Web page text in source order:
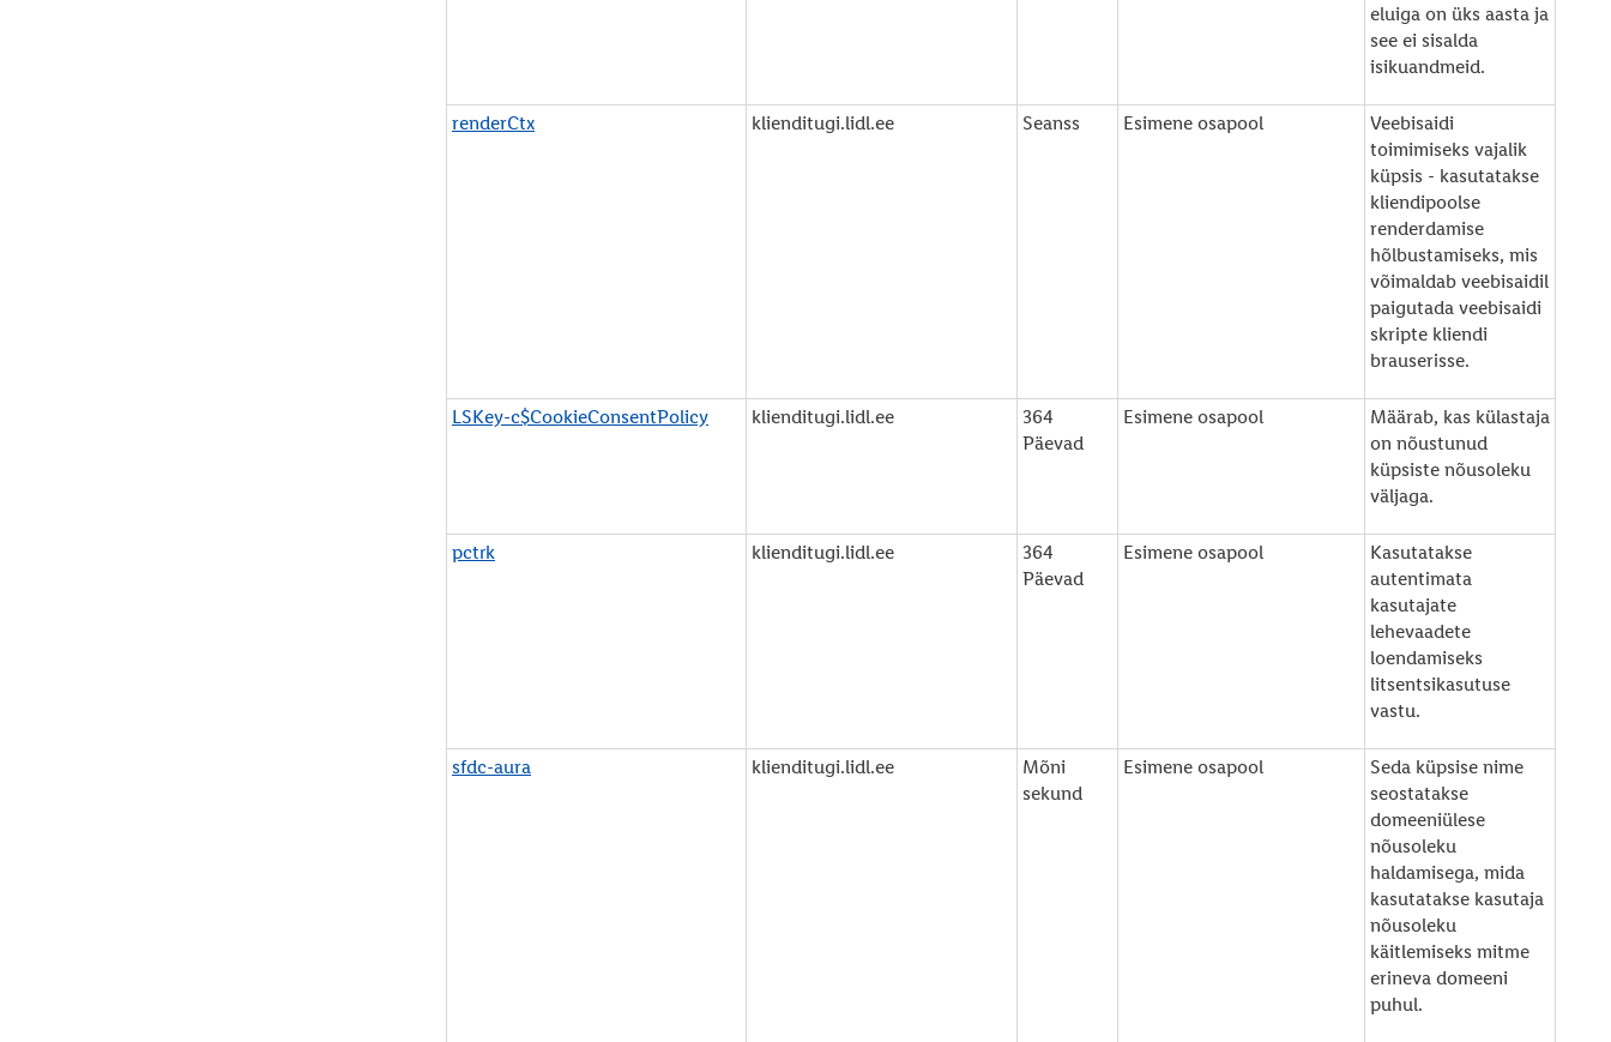
eluiga on üks aasta ja
see ei sisalda
isikuandmeid.
renderCtx klienditugi.lidl.ee Seanss Esimene osapool
Veebisaidi
toimimiseks vajalik
küpsis - kasutatakse
kliendipoolse
renderdamise
hõlbustamiseks, mis
võimaldab veebisaidil
paigutada veebisaidi
skripte kliendi
brauserisse.
LSKey-c$CookieConsentPolicy klienditugi.lidl.ee
364
Päevad
Esimene osapool
Määrab, kas külastaja
on nõustunud
küpsiste nõusoleku
väljaga.
pctrk klienditugi.lidl.ee
364
Päevad
Esimene osapool
Kasutatakse
autentimata
kasutajate
lehevaadete
loendamiseks
litsentsikasutuse
vastu.
sfdc-aura klienditugi.lidl.ee
Mõni
sekund
Esimene osapool
Seda küpsise nime
seostatakse
domeeniülese
nõusoleku
haldamisega, mida
kasutatakse kasutaja
nõusoleku
käitlemiseks mitme
erineva domeeni
puhul.